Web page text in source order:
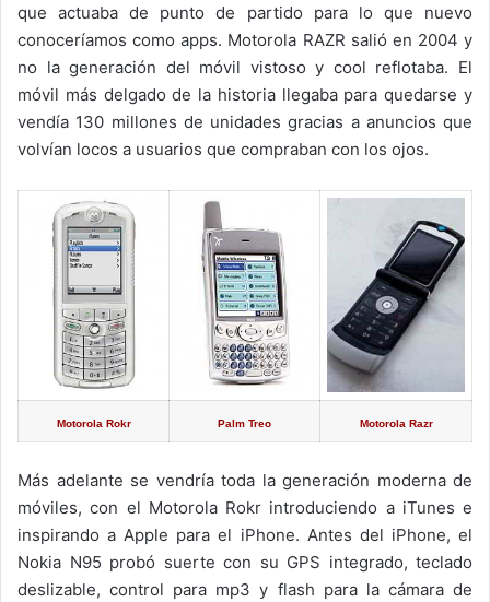
que actuaba de punto de partido para lo que nuevo
conoceríamos como apps. Motorola RAZR salió en 2004 y
no la generación del móvil vistoso y cool reflotaba. El
móvil más delgado de la historia llegaba para quedarse y
vendía 130 millones de unidades gracias a anuncios que
volvían locos a usuarios que compraban con los ojos.
Motorola Rokr Palm Treo Motorola Razr
Más adelante se vendría toda la generación moderna de
móviles, con el Motorola Rokr introduciendo a iTunes e
inspirando a Apple para el iPhone. Antes del iPhone, el
Nokia N95 probó suerte con su GPS integrado, teclado
deslizable, control para mp3 y flash para la cámara de